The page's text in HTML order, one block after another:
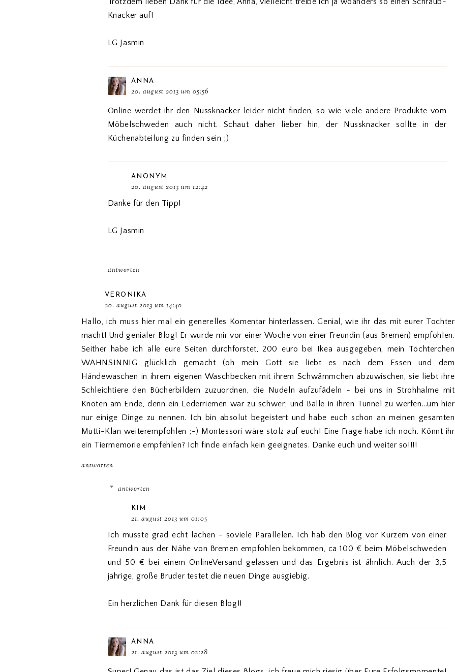
Knacker auf!
LG Jasmin
ANNA
20. august 2013 um 05:56
Online werdet ihr den Nussknacker leider nicht finden, so wie viele andere Produkte vom
Möbelschweden auch nicht. Schaut daher lieber hin, der Nussknacker sollte in der
Küchenabteilung zu finden sein ;)
ANONYM
20. august 2013 um 12:42
Danke für den Tipp!
LG Jasmin
antworten
VERONIKA
20. august 2013 um 14:40
Hallo, ich muss hier mal ein generelles Komentar hinterlassen. Genial, wie ihr das mit eurer Tochter
macht! Und genialer Blog! Er wurde mir vor einer Woche von einer Freundin (aus Bremen) empfohlen.
Seither habe ich alle eure Seiten durchforstet, 200 euro bei Ikea ausgegeben, mein Töchterchen
WAHNSINNIG glücklich gemacht (oh mein Gott sie liebt es nach dem Essen und dem
Händewaschen in ihrem eigenen Waschbecken mit ihrem Schwämmchen abzuwischen, sie liebt ihre
Schleichtiere den Bücherbildern zuzuordnen, die Nudeln aufzufädeln - bei uns in Strohhalme mit
Knoten am Ende, denn ein Lederriemen war zu schwer; und Bälle in ihren Tunnel zu werfen...um hier
nur einige Dinge zu nennen. Ich bin absolut begeistert und habe euch schon an meinen gesamten
Mutti-Klan weiterempfohlen ;-) Montessori wäre stolz auf euch! Eine Frage habe ich noch. Könnt ihr
ein Tiermemorie empfehlen? Ich finde einfach kein geeignetes. Danke euch und weiter so!!!!
antworten
antworten
KIM
21. august 2013 um 01:05
Ich musste grad echt lachen - soviele Parallelen. Ich hab den Blog vor Kurzem von einer
Freundin aus der Nähe von Bremen empfohlen bekommen, ca 100 € beim Möbelschweden
und 50 € bei einem OnlineVersand gelassen und das Ergebnis ist ähnlich. Auch der 3,5
jährige, große Bruder testet die neuen Dinge ausgiebig.
Ein herzlichen Dank für diesen Blog!!
ANNA
21. august 2013 um 02:28